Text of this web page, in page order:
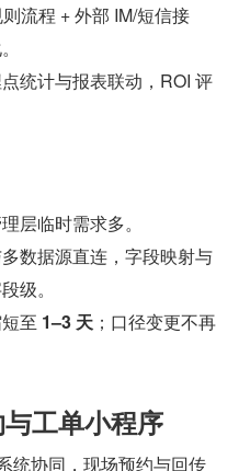
流程 + 外部 IM/短信接
统计与报表联动，ROI 评
层临时需求多。
数据源直连，字段映射与
级。
至 1–3 天 ；口径变更不再
工单小程序
统协同，现场预约与回传